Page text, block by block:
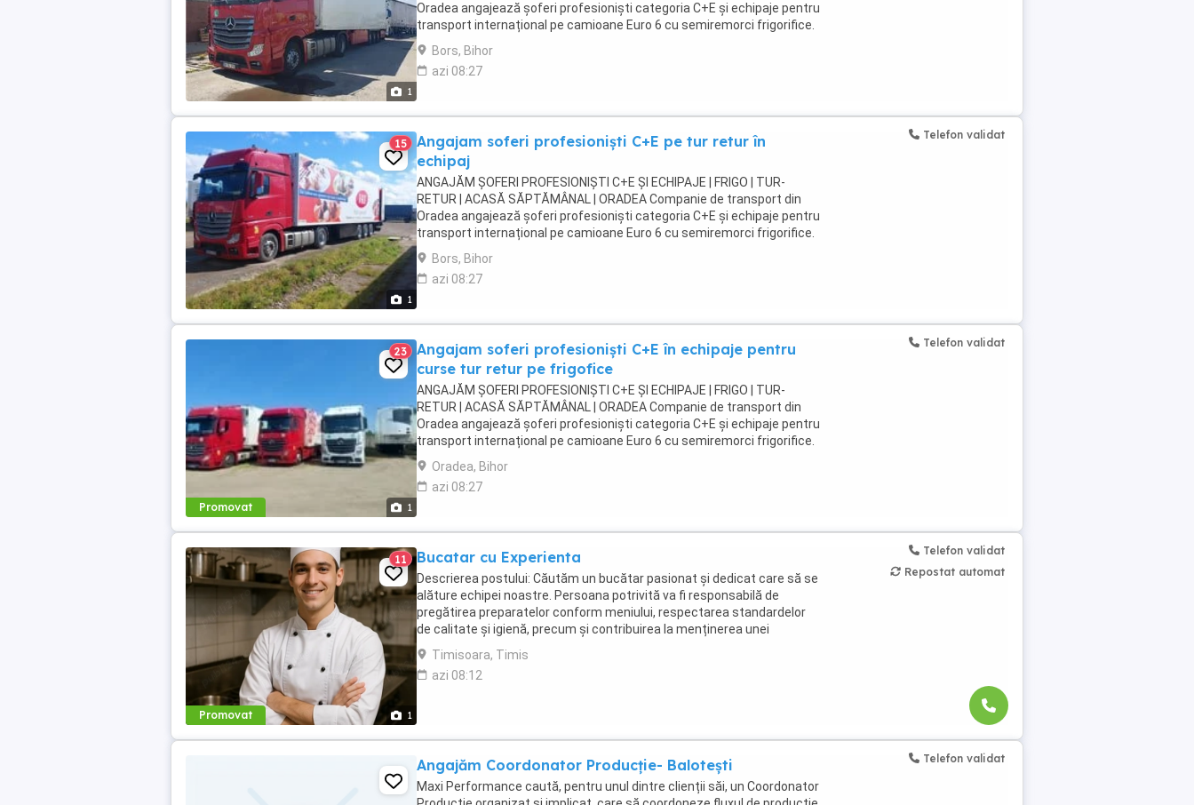
1
Oradea angajează șoferi profesioniști categoria C+E și echipaje pentru
transport internațional pe camioane Euro 6 cu semiremorci frigorifice.
Căutăm persoane serioase, responsabile ...
Bors, Bihor
azi 08:27
1
15
Angajam soferi profesioniști C+E pe tur retur în
echipaj
ANGAJĂM ȘOFERI PROFESIONIȘTI C+E ȘI ECHIPAJE | FRIGO | TUR-
RETUR | ACASĂ SĂPTĂMÂNAL | ORADEA Companie de transport din
Oradea angajează șoferi profesioniști categoria C+E și echipaje pentru
transport internațional pe camioane Euro 6 cu semiremorci frigorifice.
Căutăm persoane serioase, responsabile ...
Bors, Bihor
azi 08:27
Telefon validat
Promovat 1
23
Angajam soferi profesioniști C+E în echipaje pentru
curse tur retur pe frigofice
ANGAJĂM ȘOFERI PROFESIONIȘTI C+E ȘI ECHIPAJE | FRIGO | TUR-
RETUR | ACASĂ SĂPTĂMÂNAL | ORADEA Companie de transport din
Oradea angajează șoferi profesioniști categoria C+E și echipaje pentru
transport internațional pe camioane Euro 6 cu semiremorci frigorifice.
Căutăm persoane serioase, responsabile ...
Oradea, Bihor
azi 08:27
Telefon validat
Promovat 1
11 Bucatar cu Experienta
Descrierea postului: Căutăm un bucătar pasionat și dedicat care să se
alăture echipei noastre. Persoana potrivită va fi responsabilă de
pregătirea preparatelor conform meniului, respectarea standardelor
de calitate și igienă, precum și contribuirea la menținerea unei
atmosfere de lucru plăcute în bucătărie. Responsabilități: Pregătirea ...
Timisoara, Timis
azi 08:12
Telefon validat
Repostat automat
Angajăm Coordonator Producție- Balotești
Maxi Performance caută, pentru unul dintre clienții săi, un Coordonator
Telefon validat